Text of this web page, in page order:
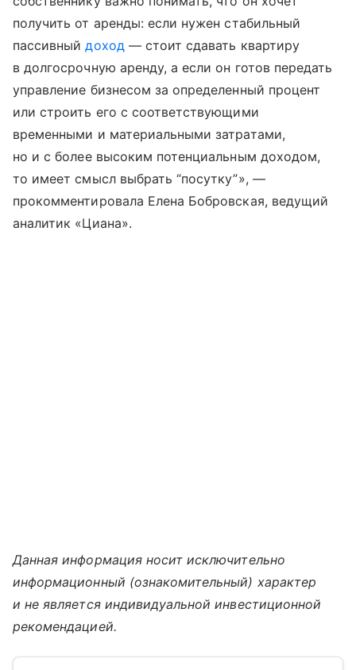
получить от аренды: если нужен стабильный
пассивныйдоход— стоит сдавать квартиру
в долгосрочную аренду, а если он готов передать
управление бизнесом за определенный процент
или строить его с соответствующими
временными и материальными затратами,
но и с более высоким потенциальным доходом,
то имеет смысл выбрать “посутку”», —
прокомментировала Елена Бобровская, ведущий
аналитик «Циана».
Данная информация носит исключительно
информационный (ознакомительный) характер
и не является индивидуальной инвестиционной
рекомендацией.